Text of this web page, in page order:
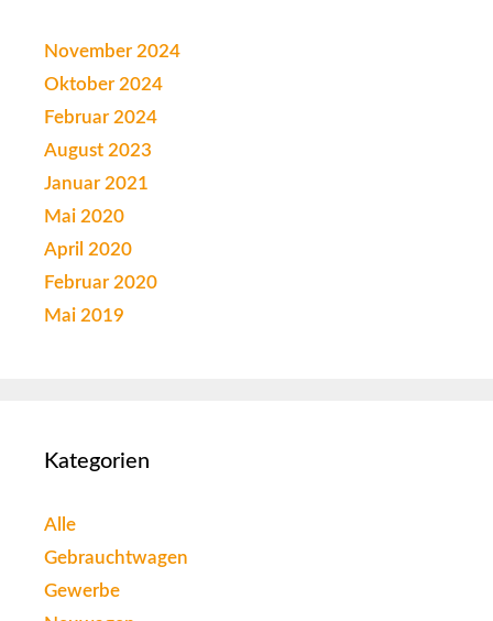
November 2024
Oktober 2024
Februar 2024
August 2023
Januar 2021
Mai 2020
April 2020
Februar 2020
Mai 2019
Kategorien
Alle
Gebrauchtwagen
Gewerbe